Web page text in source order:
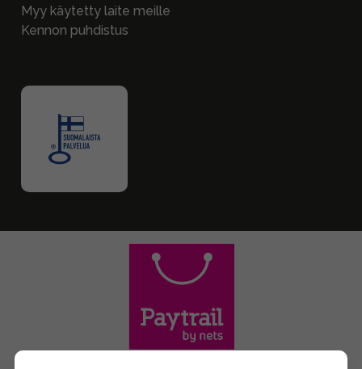
Myy käytetty laite meille
Kennon puhdistus